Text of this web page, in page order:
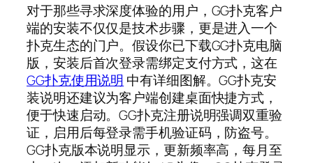
对于那些寻求深度体验的用户，GG扑克客户
端的安装不仅仅是技术步骤，更是进入一个
扑克生态的门户。假设你已下载GG扑克电脑
版，安装后首次登录需绑定支付方式，这在
GG扑克使用说明 中有详细图解。GG扑克安
装说明还建议为客户端创建桌面快捷方式，
便于快速启动。GG扑克注册说明强调双重验
证，启用后每登录需手机验证码，防盗号。
GG扑克版本说明显示，更新频率高，每月至